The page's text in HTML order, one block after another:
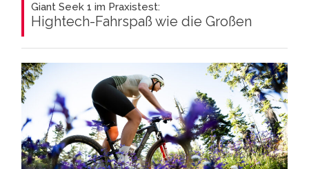
Giant Seek 1 im Praxistest:
Hightech-Fahrspaß wie die Großen